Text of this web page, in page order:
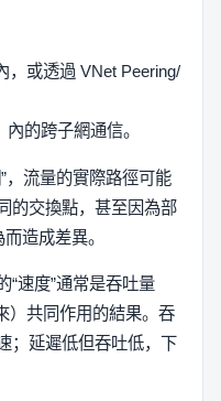
，或透過 VNet Peering/
的跨子網通信。
，流量的實際路徑可能
的交換點，甚至因為部
造成差異。
“速度”通常是吞吐量
）共同作用的結果。吞
；延遲低但吞吐低，下